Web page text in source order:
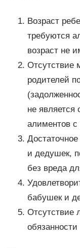
Возраст
требуются
возраст не
Отсутствие
родителей
не является
алиментов с
и дедушек,
без вреда
бабушек и
Отсутствие